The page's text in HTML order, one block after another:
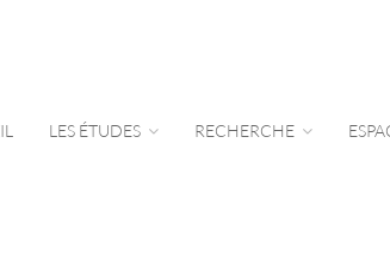
LES ÉTUDES RECHERCHE